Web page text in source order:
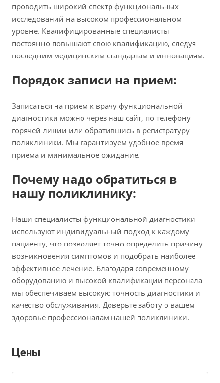
проводить широкий спектр функциональных
исследований на высоком профессиональном
уровне. Квалифицированные специалисты
постоянно повышают свою квалификацию, следуя
последним медицинским стандартам и инновациям.
Порядок записи на прием:
Записаться на прием к врачу функциональной
диагностики можно через наш сайт, по телефону
горячей линии или обратившись в регистратуру
поликлиники. Мы гарантируем удобное время
приема и минимальное ожидание.
Почему надо обратиться в
нашу поликлинику:
Наши специалисты функциональной диагностики
используют индивидуальный подход к каждому
пациенту, что позволяет точно определить причину
возникновения симптомов и подобрать наиболее
эффективное лечение. Благодаря современному
оборудованию и высокой квалификации персонала
мы обеспечиваем высокую точность диагностики и
качество обслуживания. Доверьте заботу о вашем
здоровье профессионалам нашей поликлиники.
Цены